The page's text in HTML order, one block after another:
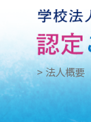
> 法人概要